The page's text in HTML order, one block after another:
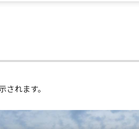
れます。